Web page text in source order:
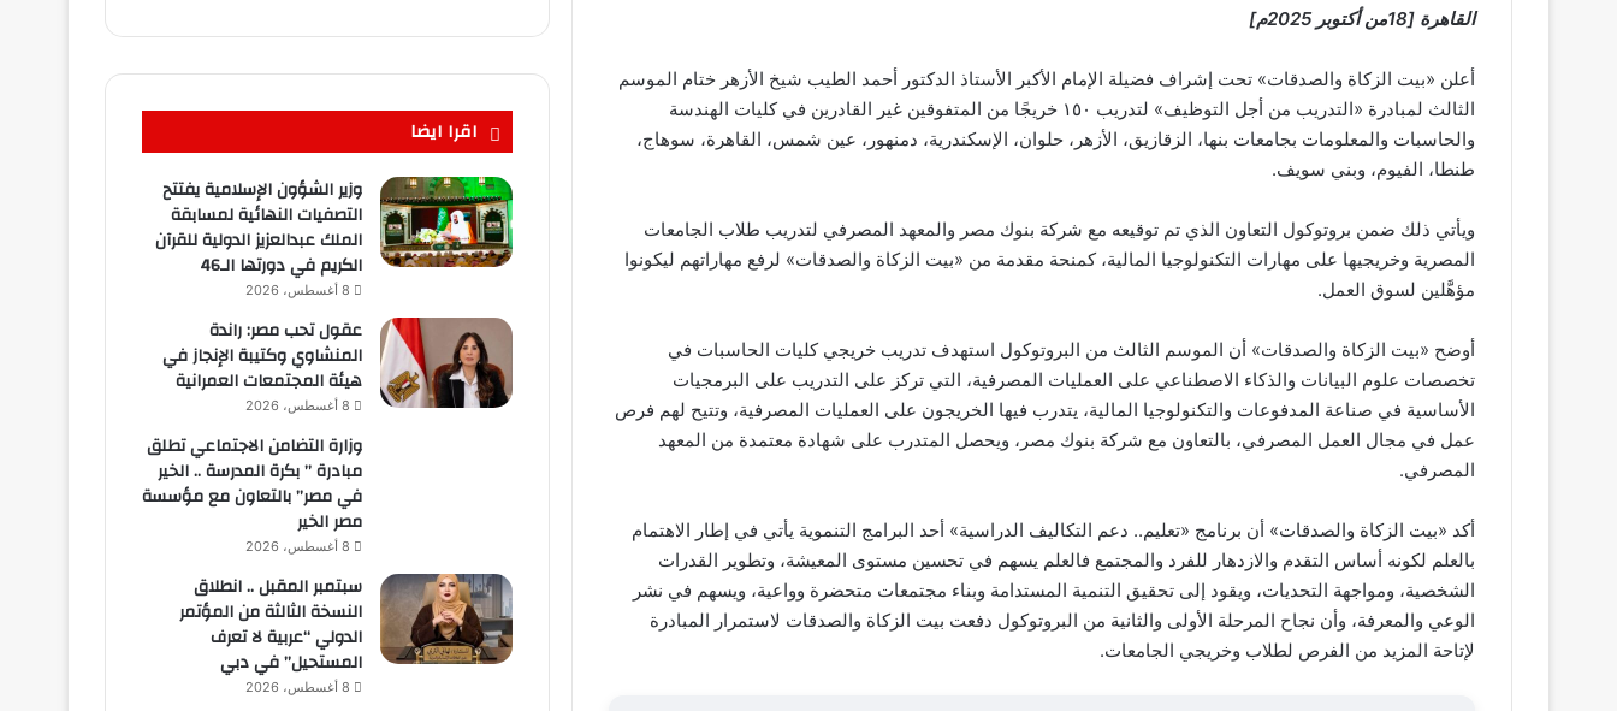
القاهرة [18من أكتوبر 2025م]
أعلن «بيت الزكاة والصدقات» تحت إشراف فضيلة الإمام الأكبر الأستاذ الدكتور أحمد الطيب شيخ الأزهر ختام الموسم
الثالث لمبادرة «التدريب من أجل التوظيف» لتدريب ١٥٠ خريجًا من المتفوقين غير القادرين في كليات الهندسة
والحاسبات والمعلومات بجامعات بنها، الزقازيق، الأزهر، حلوان، الإسكندرية، دمنهور، عين شمس، القاهرة، سوهاج،
طنطا، الفيوم، وبني سويف.
ويأتي ذلك ضمن بروتوكول التعاون الذي تم توقيعه مع شركة بنوك مصر والمعهد المصرفي لتدريب طلاب الجامعات
المصرية وخريجيها على مهارات التكنولوجيا المالية، كمنحة مقدمة من «بيت الزكاة والصدقات» لرفع مهاراتهم ليكونوا
مؤهَّلين لسوق العمل.
أوضح «بيت الزكاة والصدقات» أن الموسم الثالث من البروتوكول استهدف تدريب خريجي كليات الحاسبات في
تخصصات علوم البيانات والذكاء الاصطناعي على العمليات المصرفية، التي تركز على التدريب على البرمجيات
الأساسية في صناعة المدفوعات والتكنولوجيا المالية، يتدرب فيها الخريجون على العمليات المصرفية، وتتيح لهم فرص
عمل في مجال العمل المصرفي، بالتعاون مع شركة بنوك مصر، ويحصل المتدرب على شهادة معتمدة من المعهد
المصرفي.
أكد «بيت الزكاة والصدقات» أن برنامج «تعليم.. دعم التكاليف الدراسية» أحد البرامج التنموية يأتي في إطار الاهتمام
بالعلم لكونه أساس التقدم والازدهار للفرد والمجتمع فالعلم يسهم في تحسين مستوى المعيشة، وتطوير القدرات
الشخصية، ومواجهة التحديات، ويقود إلى تحقيق التنمية المستدامة وبناء مجتمعات متحضرة وواعية، ويسهم في نشر
الوعي والمعرفة، وأن نجاح المرحلة الأولى والثانية من البروتوكول دفعت بيت الزكاة والصدقات لاستمرار المبادرة
لإتاحة المزيد من الفرص لطلاب وخريجي الجامعات.
اقرا ايضا
وزير الشؤون الإسلامية يفتتح
التصفيات النهائية لمسابقة
الملك عبدالعزيز الدولية للقرآن
الكريم في دورتها الـ46
8 أغسطس، 2026
عقول تحب مصر: راندة
المنشاوي وكتيبة الإنجاز في
هيئة المجتمعات العمرانية
8 أغسطس، 2026
وزارة التضامن الاجتماعي تطلق
مبادرة ” بكرة المدرسة .. الخير
في مصر” بالتعاون مع مؤسسة
مصر الخير
8 أغسطس، 2026
سبتمبر المقبل .. انطلاق
النسخة الثالثة من المؤتمر
الدولي “عربية لا تعرف
المستحيل” في دبي
8 أغسطس، 2026